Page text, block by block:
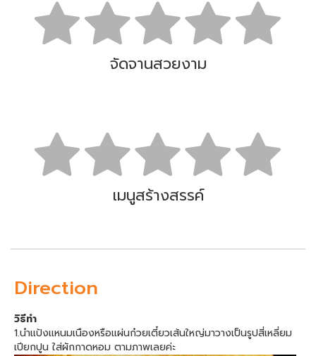
จัดจานสวยงาม
เมนูสร้างสรรค์
Direction
วิธีทำ
1.นำแป้งแหนมเนืองหรือแผ่นก๋วยเตี๋ยวเส้นใหญ่มาวางเป็นรูปสี่เหลี่ยม
เปียกปูน ใส่ผักกาดหอม ตามภาพเลยค่ะ